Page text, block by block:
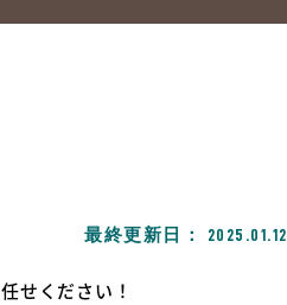
最終更新日： 2025.01.12
せください！